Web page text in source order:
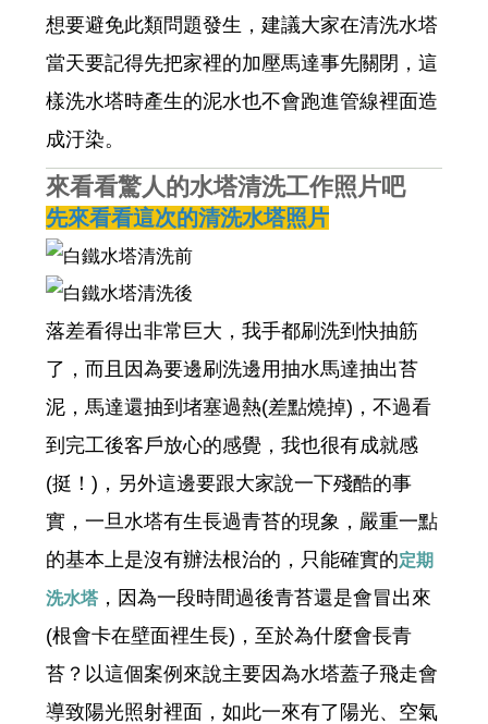
想要避免此類問題發生，建議大家在清洗水塔
當天要記得先把家裡的加壓馬達事先關閉，這
樣洗水塔時產生的泥水也不會跑進管線裡面造
成汙染。
來看看驚人的水塔清洗工作照片吧
先來看看這次的清洗水塔照片
落差看得出非常巨大，我手都刷洗到快抽筋
了，而且因為要邊刷洗邊用抽水馬達抽出苔
泥，馬達還抽到堵塞過熱(差點燒掉)，不過看
到完工後客戶放心的感覺，我也很有成就感
(挺！)，另外這邊要跟大家說一下殘酷的事
實，一旦水塔有生長過青苔的現象，嚴重一點
的基本上是沒有辦法根治的，只能確實的定期
洗水塔 ，因為一段時間過後青苔還是會冒出來
(根會卡在壁面裡生長)，至於為什麼會長青
苔？以這個案例來說主要因為水塔蓋子飛走會
導致陽光照射裡面，如此一來有了陽光、空氣